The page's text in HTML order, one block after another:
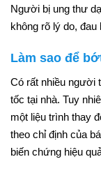
Người bị ung thư
không rõ lý do,
Làm sao để
Có rất nhiều người
tốc tại nhà. Tuy
một liệu trình thay
theo chỉ định của
biến chứng hiệu